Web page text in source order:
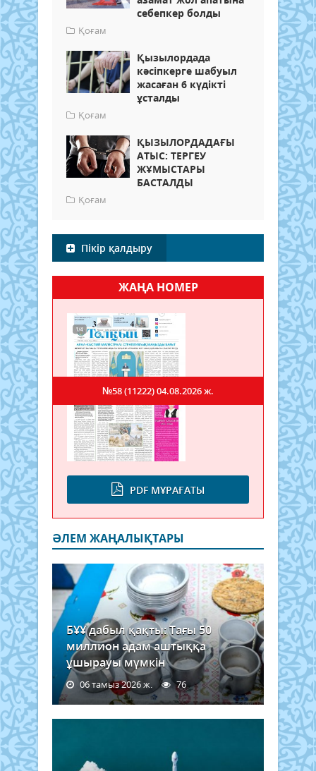
себепкер болды
Қоғам
Қызылордада
кәсіпкерге шабуыл
жасаған 6 күдікті
ұсталды
Қоғам
ҚЫЗЫЛОРДАДАҒЫ
АТЫС: ТЕРГЕУ
ЖҰМЫСТАРЫ
БАСТАЛДЫ
Қоғам
Пікір қалдыру
ЖАҢА НОМЕР
PDF МҰРАҒАТЫ
№58 (11222)04.08.2026 ж.
ӘЛЕМ ЖАҢАЛЫҚТАРЫ
БҰҰ дабыл қақты: Тағы 50
миллион адам аштыққа
ұшырауы мүмкін
06 тамыз 2026 ж. 76